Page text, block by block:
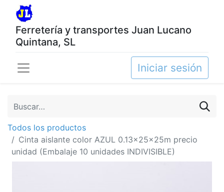
Ferretería y transportes Juan Lucano
Quintana, SL
Iniciar sesión
Todos los productos
Cinta aislante color AZUL 0.13x25x25m precio
unidad (Embalaje 10 unidades INDIVISIBLE)